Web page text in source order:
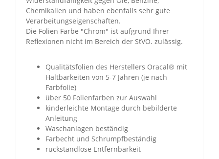
Chemikalien und haben ebenfalls sehr gute
Verarbeitungseigenschaften.
Die Folien Farbe "Chrom" ist aufgrund Ihrer
Reflexionen nicht im Bereich der StVO. zulässig.
Qualitätsfolien des Herstellers Oracal® mit
Haltbarkeiten von 5-7 Jahren (je nach
Farbfolie)
über 50 Folienfarben zur Auswahl
kinderleichte Montage durch bebilderte
Anleitung
Waschanlagen beständig
Farbecht und Schrumpfbeständig
rückstandlose Entfernbarkeit